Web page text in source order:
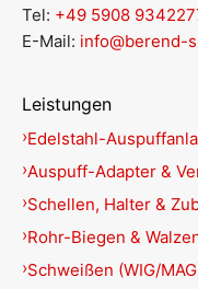
Tel: +49 5908
E-Mail: info@berend-
Leistungen
Edelstahl-
Auspuff-Adapter &
Schellen, Halter &
Rohr-Biegen &
Schweißen (WIG/